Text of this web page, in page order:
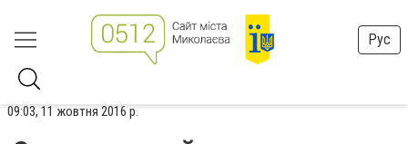
Рус
09:03, 11 жовтня 2016 р.